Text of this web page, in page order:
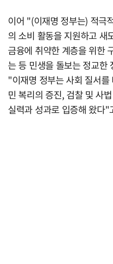
이어 "(이재명 정부는) 적극
의 소비 활동을 지원하고 새
금융에 취약한 계층을 위한
는 등 민생을 돌보는 정교한
"이재명 정부는 사회 질서
민 복리의 증진, 검찰 및 사
실력과 성과로 입증해 왔다"